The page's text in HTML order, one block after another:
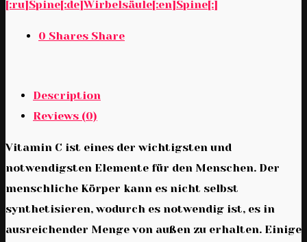
[:ru]Spine[:de]Wirbelsäule[:en]Spine[:]
0 Shares Share
Description
Reviews (0)
Vitamin C ist eines der wichtigsten und
notwendigsten Elemente für den Menschen. Der
menschliche Körper kann es nicht selbst
synthetisieren, wodurch es notwendig ist, es in
ausreichender Menge von außen zu erhalten. Einige